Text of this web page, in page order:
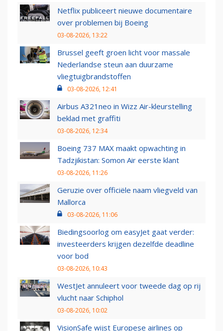
Netflix publiceert nieuwe documentaire
over problemen bij Boeing
03-08-2026, 13:22
Brussel geeft groen licht voor massale
Nederlandse steun aan duurzame
vliegtuigbrandstoffen
03-08-2026, 12:41
Airbus A321neo in Wizz Air-kleurstelling
beklad met graffiti
03-08-2026, 12:34
Boeing 737 MAX maakt opwachting in
Tadzjikistan: Somon Air eerste klant
03-08-2026, 11:26
Geruzie over officiële naam vliegveld van
Mallorca
03-08-2026, 11:06
Biedingsoorlog om easyJet gaat verder:
investeerders krijgen dezelfde deadline
voor bod
03-08-2026, 10:43
WestJet annuleert voor tweede dag op rij
vlucht naar Schiphol
03-08-2026, 10:02
VisionSafe wijst Europese airlines op